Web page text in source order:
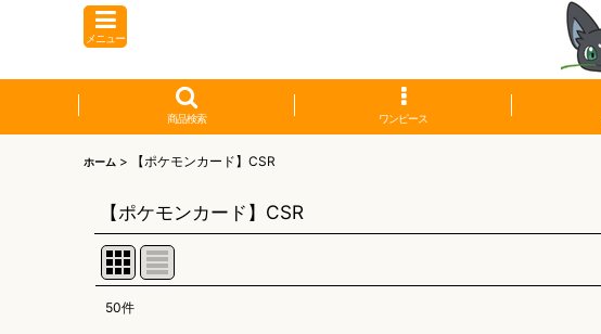
メニュー
商品検索 ワンピース
ホーム > 【ポケモンカード】CSR
【ポケモンカード】CSR
50件